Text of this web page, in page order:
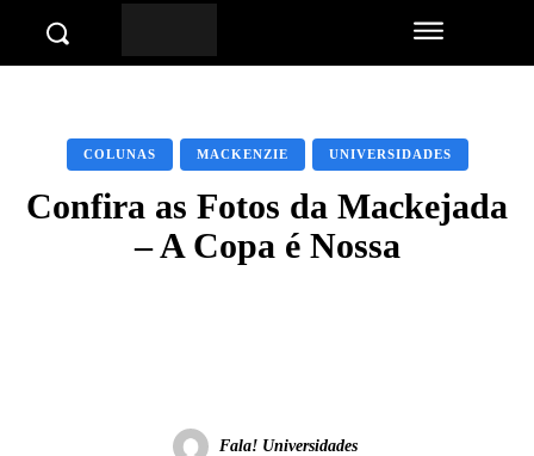
COLUNAS MACKENZIE UNIVERSIDADES
Confira as Fotos da Mackejada
– A Copa é Nossa
Fala! Universidades